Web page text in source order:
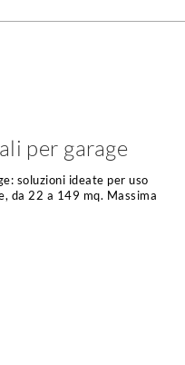
per garage
soluzioni ideate per uso
da 22 a 149 mq. Massima